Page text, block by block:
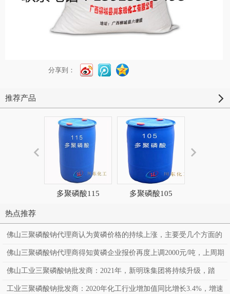
分享到：
推荐产品
多聚磷酸115 多聚磷酸105
热点推荐
佛山三聚磷酸钠代理商认为黄磷价格的持续上涨，主要受几个方面的
因素影响
佛山三聚磷酸钠代理商得知黄磷企业报价再度上调2000元/吨，上周期
末黄磷市场价格继续上涨，涨幅在3000-4000元/吨
佛山工业三聚磷酸钠批发商：2021年，新明珠集团将持续升级，踏
上“百亿”征程，向中国共产党成立100周年献礼
工业三聚磷酸钠批发商：2020年化工行业增加值同比增长3.4%，增速